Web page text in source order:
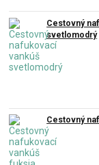
Cestovný
svetlomodrý
Cestovný